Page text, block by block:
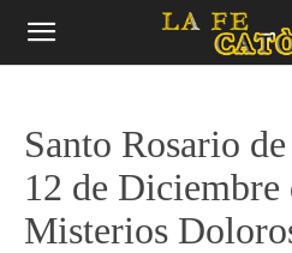
Santo Rosario
12 de Diciembre
Misterios